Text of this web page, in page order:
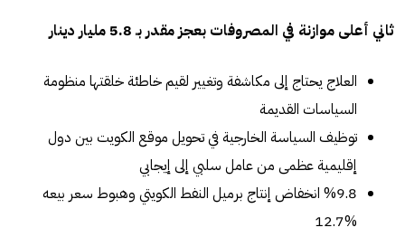
ثاني أعلى موازنة في المصروفات بعجز مقدر بـ 5.8 مليار دينار
العلاج يحتاج إلى مكاشفة وتغيير لقيم خاطئة خلقتها منظومة
السياسات القديمة
توظيف السياسة الخارجية في تحويل موقع الكويت بين دول
إقليمية عظمى من عامل سلبي إلى إيجابي
%9.8 انخفاض إنتاج برميل النفط الكويتي وهبوط سعر بيعه
%12.7